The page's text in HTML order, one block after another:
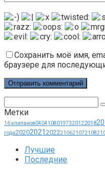
Сохранить моё имя,
браузере для
Метки
16 клапанов04041080197320122018
года20202021 2022210621072108
Лучшие
Последние